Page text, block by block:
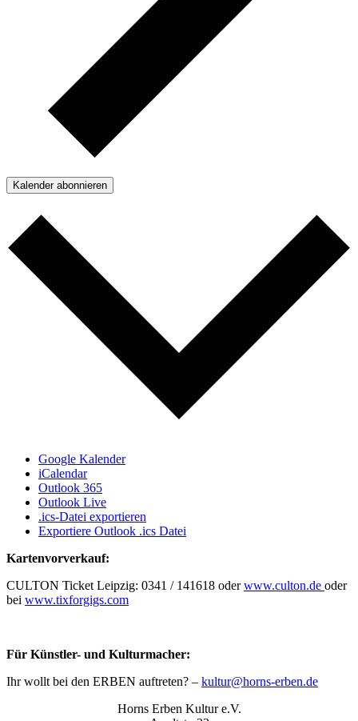
Kalender abonnieren
Google Kalender
iCalendar
Outlook 365
Outlook Live
.ics-Datei exportieren
Exportiere Outlook .ics Datei
Kartenvorverkauf:
CULTON Ticket Leipzig: 0341 / 141618 oderwww.culton.de oder
bei www.tixforgigs.com
Für Künstler- und Kulturmacher:
Ihr wollt bei den ERBEN auftreten? – kultur@horns-erben.de
Horns Erben Kultur e.V.